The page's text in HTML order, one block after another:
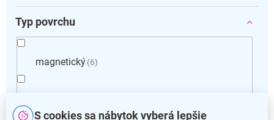
S cookies sa nábytok vyberá lepšie
Typ povrchu
magnetický 6